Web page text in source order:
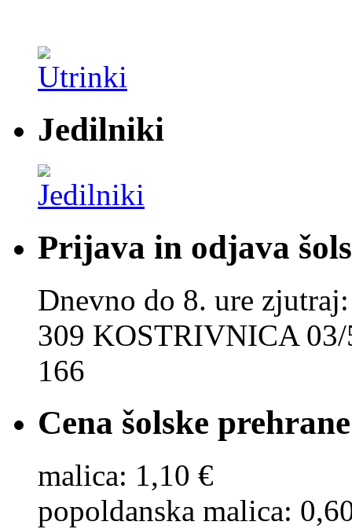
Jedilniki
Prijava in odjava
Dnevno do 8. ure
309 KOSTRIVNICA
166
Cena šolske prehrane
malica: 1,10 €
popoldanska malica: